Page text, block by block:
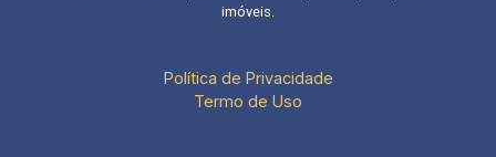
imóveis.
Política de Privacidade
Termo de Uso